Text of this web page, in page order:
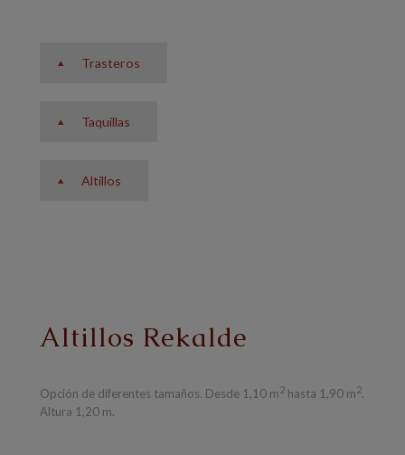
Trasteros
Taquillas
Altillos
Altillos Rekalde
Opción de diferentes tamaños. Desde 1,10 m2 hasta 1,90 m2.
Altura 1,20 m.